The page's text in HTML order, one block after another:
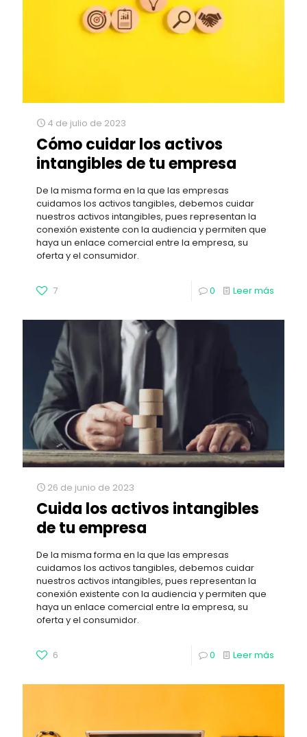
4 de julio de 2023
Cómo cuidar los activos
intangibles de tu empresa
De la misma forma en la que las empresas
cuidamos los activos tangibles, debemos cuidar
nuestros activos intangibles, pues representan la
conexión existente con la audiencia y permiten que
haya un enlace comercial entre la empresa, su
oferta y el consumidor.
7 0 Leer más
26 de junio de 2023
Cuida los activos intangibles
de tu empresa
De la misma forma en la que las empresas
cuidamos los activos tangibles, debemos cuidar
nuestros activos intangibles, pues representan la
conexión existente con la audiencia y permiten que
haya un enlace comercial entre la empresa, su
oferta y el consumidor.
6 0 Leer más